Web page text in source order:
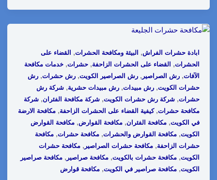
a
c
e
b
o
o
k
h
a
s
A
p
p
i
n
e
r
e
s
t
e
d
d
i
t
i
k
e
d
I
n
o
y
L
i
n
k
h
e
ابادة حشرات الفراش, البيئة ومكافحة الحشرات, القضاء على
الحشرات, القضاء على الحشرات الزاحفة,حشرات,خدمات مكافحة
الآفات,رش الصراصير ,رش الصراصير الكويت,رش حشرات,رش
حشرات الكويت,رش مبيدات,رش مبيدات حشرية,شركة رش
حشرات,شركة رش حشرات الكويت,شركة مكافحة الفئران,شركة
مكافحة حشرات,كيفية القضاء على الحشرات الزاحفة,مكافحة الارضة
في الكويت,مكافحة الفئران,مكافحة القوارض,مكافحة القوارض
الكويت,مكافحة القوارض والحشرات,مكافحة حشرات,مكافحة
حشرات الزاحفة,مكافحة حشرات الصراصير ,مكافحة حشرات
الكويت,مكافحة حشرات بالكويت,مكافحة صراصير ,مكافحة صراصير
الكويت,مكافحة صراصير في الكويت,مكافحة قوارض